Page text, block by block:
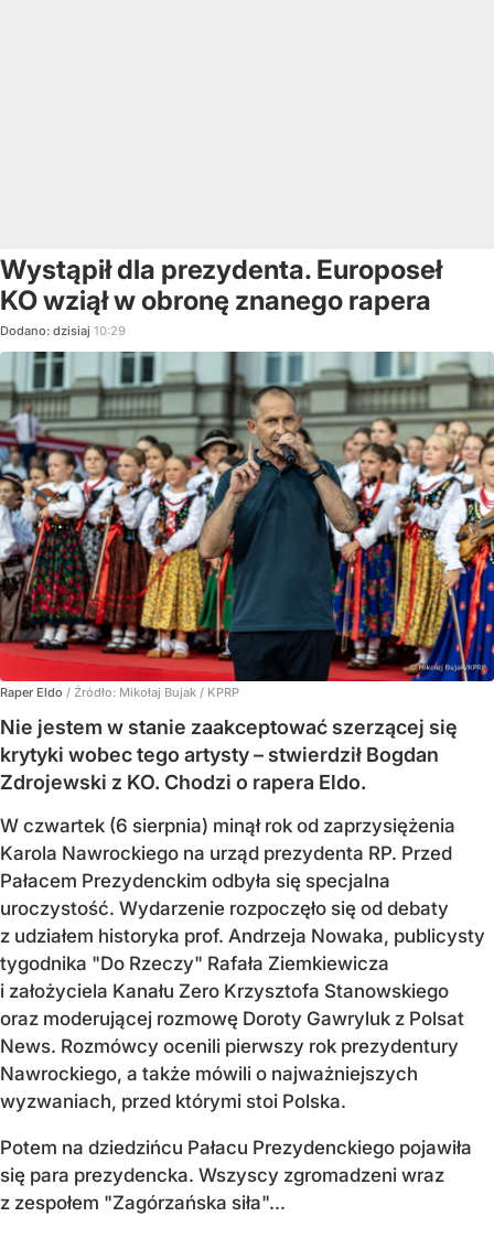
Wystąpił dla prezydenta. Europoseł
KO wziął w obronę znanego rapera
Dodano: dzisiaj 10:29
Raper Eldo / Źródło: Mikołaj Bujak / KPRP
Nie jestem w stanie zaakceptować szerzącej się
krytyki wobec tego artysty – stwierdził Bogdan
Zdrojewski z KO. Chodzi o rapera Eldo.
W czwartek (6 sierpnia) minął rok od zaprzysiężenia
Karola Nawrockiego na urząd prezydenta RP. Przed
Pałacem Prezydenckim odbyła się specjalna
uroczystość. Wydarzenie rozpoczęło się od debaty
z udziałem historyka prof. Andrzeja Nowaka, publicysty
tygodnika "Do Rzeczy" Rafała Ziemkiewicza
i założyciela Kanału Zero Krzysztofa Stanowskiego
oraz moderującej rozmowę Doroty Gawryluk z Polsat
News. Rozmówcy ocenili pierwszy rok prezydentury
Nawrockiego, a także mówili o najważniejszych
wyzwaniach, przed którymi stoi Polska.
Potem na dziedzińcu Pałacu Prezydenckiego pojawiła
się para prezydencka. Wszyscy zgromadzeni wraz
z zespołem "Zagórzańska siła"...